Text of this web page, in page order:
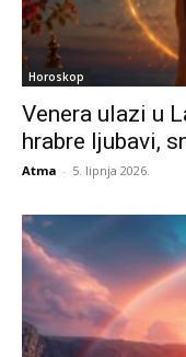
Horoskop
Venera ulazi u
hrabre ljubavi,
Atma - 5. lipnja 2026.